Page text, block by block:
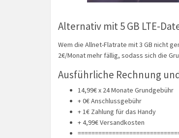
Alternativ mit 5 GB LTE-
Wem die Allnet-Flatrate mit 3 GB nicht
2€/Monat mehr fällig, sodass sich die
Ausführliche Rechnung
14,99€ x 24 Monate Grundgebühr
+ 0€ Anschlussgebühr
+ 1€ Zahlung für das Handy
+ 4,99€ Versandkosten